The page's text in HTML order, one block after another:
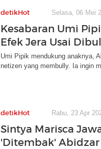
detikHot Selasa, 06 Mei
Kesabaran Umi
Efek Jera Usai
Umi Pipik mendukung anaknya,
netizen yang membully. Ia ingin
detikHot Rabu, 23 Apr
Sintya Marisca
'Ditembak' Abidzar